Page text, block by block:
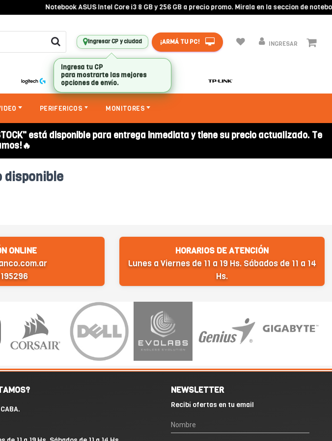
Notebook ASUS Intel Core i3 8 GB y 256 GB a precio promo. Mirala en la seccion de
Ingresar CP y ciudad ¡ARMÁ TU PC! INGRESAR
PERIFERICOS MONITORES
está disponible para entrega inmediata y tiene su precio actualizado. Te
disponible
ONLINE
HORARIOS DE ATENCIÓN
Lunes a Viernes de 11 a 19 Hs. Sábados de 11 a 14
Hs.
NEWSLETTER
Recibí ofertas en tu email
Ingresa tu CP
para mostrarte las mejores
opciones de envío.